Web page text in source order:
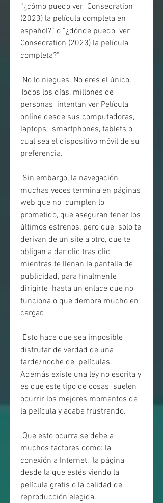
“¿cómo puedo ver  Consecration
(2023) la película completa en
español?” o “¿dónde puedo  ver
Consecration (2023) la película
completa?”
Todos los días, millones de
personas  intentan ver Película
online desde sus computadoras,
laptops,  smartphones, tablets o
cual sea el dispositivo móvil de su
preferencia.
muchas veces termina en páginas
web que no  cumplen lo
prometido, que aseguran tener los
últimos estrenos, pero que  solo te
derivan de un site a otro, que te
obligan a dar clic tras clic
mientras te llenan la pantalla de
publicidad, para finalmente
dirigirte  hasta un enlace que no
funciona o que demora mucho en
cargar.
disfrutar de verdad de una
tarde/noche de  películas.
Además existe una ley no escrita y
es que este tipo de cosas  suelen
ocurrir los mejores momentos de
la película y acaba frustrando.
muchos factores como: la
conexión a Internet,  la página
desde la que estés viendo la
película gratis o la calidad de
reproducción elegida.